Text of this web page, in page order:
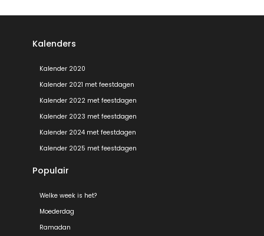
Kalenders
Kalender 2020
Kalender 2021 met feestdagen
Kalender 2022 met feestdagen
Kalender 2023 met feestdagen
Kalender 2024 met feestdagen
Kalender 2025 met feestdagen
Populair
Welke week is het?
Moederdag
Ramadan